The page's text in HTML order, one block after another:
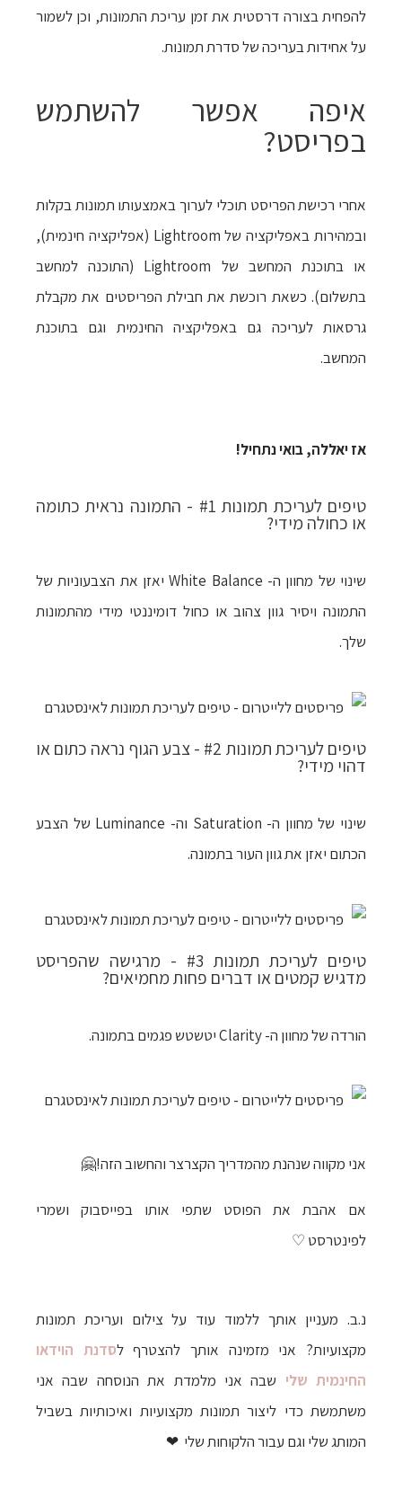
להפחית בצורה דרסטית את זמן עריכת התמונות, וכן לשמור
על אחידות בעריכה של סדרת תמונות.
איפה אפשר להשתמש
בפריסט?
אחרי רכישת הפריסט תוכלי לערוך באמצעותו תמונות בקלות
ובמהירות באפליקציה של Lightroom (אפליקציה חינמית),
או בתוכנת המחשב של Lightroom (התוכנה למחשב
בתשלום). כשאת רוכשת את חבילת הפריסטים את מקבלת
גרסאות לעריכה גם באפליקציה החינמית וגם בתוכנת
המחשב.
אז יאללה, בואי נתחיל!
טיפים לעריכת תמונות #1 - התמונה נראית כתומה
או כחולה מידי?
שינוי של מחוון ה- White Balance יאזן את הצבעוניות של
התמונה ויסיר גוון צהוב או כחול דומיננטי מידי מהתמונות
שלך.
טיפים לעריכת תמונות #2 - צבע הגוף נראה כתום או
דהוי מידי?
שינוי של מחוון ה- Saturation וה- Luminance של הצבע
הכתום יאזן את גוון העור בתמונה.
טיפים לעריכת תמונות #3 - מרגישה שהפריסט
מדגיש קמטים או דברים פחות מחמיאים?
הורדה של מחוון ה- Clarity יטשטש פגמים בתמונה.
אני מקווה שנהנת מהמדריך הקצרצר והחשוב הזה!🤗
אם אהבת את הפוסט שתפי אותו בפייסבוק ושמרי
לפינטרסט ♡
נ.ב. מעניין אותך ללמוד עוד על צילום ועריכת תמונות
מקצועיות? אני מזמינה אותך להצטרף לסדנת הוידאו
החינמית שלי שבה אני מלמדת את הנוסחה שבה אני
משתמשת כדי ליצור תמונות מקצועיות ואיכותיות בשביל
המותג שלי וגם עבור הלקוחות שלי ❤